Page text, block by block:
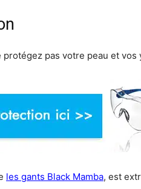
protégez pas votre peau et vos
les gants Black Mamba, est